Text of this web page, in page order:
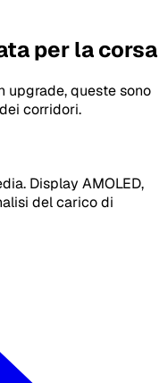
per la corsa
upgrade, queste sono
corridori.
Display AMOLED,
del carico di